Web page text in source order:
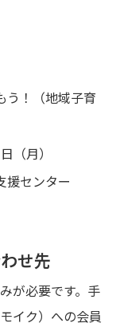
う！（地域子育
（月）
援センター
せ先
が必要です。手
イク）への会員